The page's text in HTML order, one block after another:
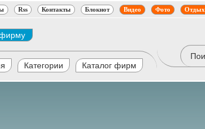
Rss Контакты Блокнот Видео Фото Отдых
Категории Каталог фирм